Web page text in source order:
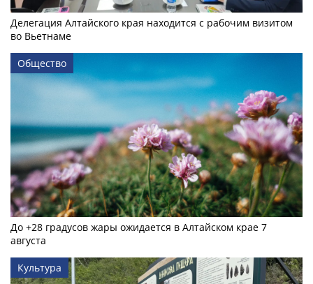
Делегация Алтайского края находится с рабочим визитом
во Вьетнаме
Общество
До +28 градусов жары ожидается в Алтайском крае 7
августа
Культура